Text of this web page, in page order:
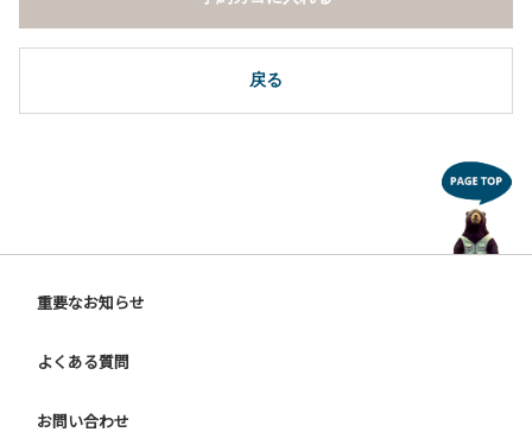
戻る
重要なお知らせ
よくある質問
お問い合わせ